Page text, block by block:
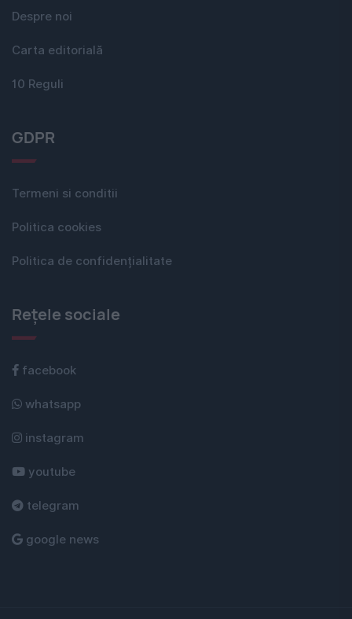
Despre noi
Carta editorială
10 Reguli
GDPR
Termeni si conditii
Politica cookies
Politica de confidențialitate
Rețele sociale
facebook
whatsapp
instagram
youtube
telegram
google news